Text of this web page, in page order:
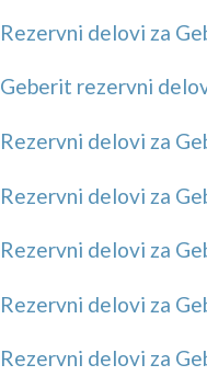
Rezervni delovi za
Geberit rezervni
Rezervni delovi za
Rezervni delovi za
Rezervni delovi za
Rezervni delovi za
Rezervni delovi za